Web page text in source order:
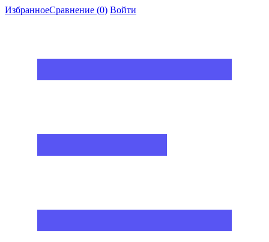
ИзбранноеСравнение (0) Войти